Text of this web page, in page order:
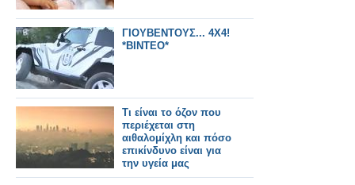
ΓΙΟΥΒΕΝΤΟΥΣ... 4Χ4!
*ΒΙΝΤΕΟ*
Τι είναι το όζον που
περιέχεται στη
αιθαλομίχλη και πόσο
επικίνδυνο είναι για
την υγεία μας